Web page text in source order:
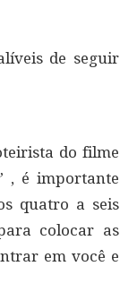
de seguir
do filme
, é importante
quatro a seis
colocar as
em você e